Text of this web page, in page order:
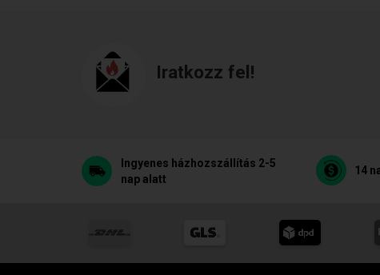
Iratkozz fel!
Ingyenes házhozszállítás 2-5
nap alatt
14